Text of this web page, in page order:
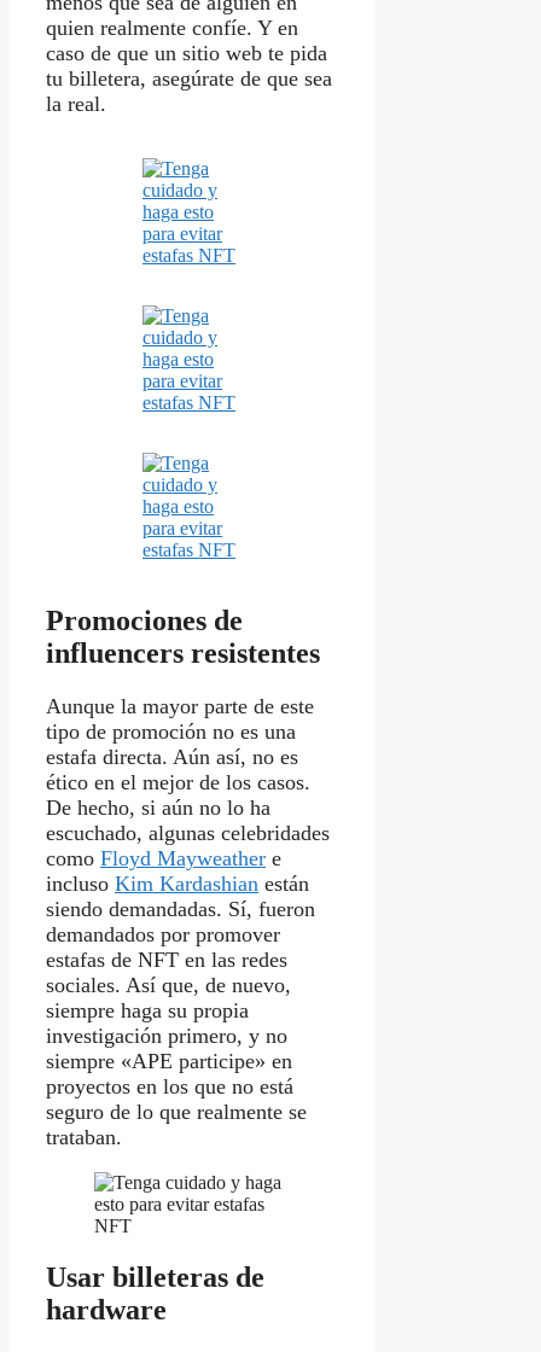
quien realmente confíe. Y en
caso de que un sitio web te pida
tu billetera, asegúrate de que sea
la real.
Promociones de
influencers resistentes
Aunque la mayor parte de este
tipo de promoción no es una
estafa directa. Aún así, no es
ético en el mejor de los casos.
De hecho, si aún no lo ha
escuchado, algunas celebridades
como Floyd Mayweather e
incluso Kim Kardashian están
siendo demandadas. Sí, fueron
demandados por promover
estafas de NFT en las redes
sociales. Así que, de nuevo,
siempre haga su propia
investigación primero, y no
siempre «APE participe» en
proyectos en los que no está
seguro de lo que realmente se
trataban.
Usar billeteras de
hardware